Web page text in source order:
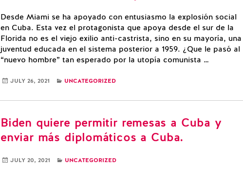
Desde Miami se ha apoyado con entusiasmo la explosión social
en Cuba. Esta vez el protagonista que apoya desde el sur de la
Florida no es el viejo exilio anti-castrista, sino en su mayoría, una
juventud educada en el sistema posterior a 1959. ¿Que le pasó al
“nuevo hombre” tan esperado por la utopía comunista …
JULY 26, 2021 CATEGORIES
UNCATEGORIZED
Biden quiere permitir remesas a Cuba y
enviar más diplomáticos a Cuba.
JULY 20, 2021 CATEGORIES
UNCATEGORIZED